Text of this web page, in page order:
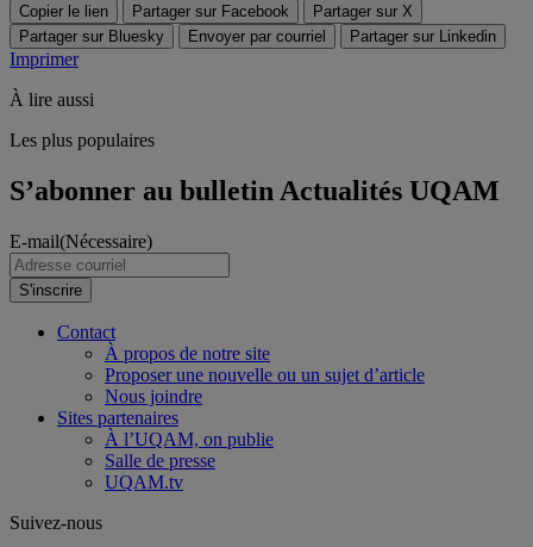
Copier le lien Partager sur Facebook
Partager sur X
Partager sur Bluesky
Envoyer par courriel Partager sur Linkedin
Imprimer
À lire aussi
Les plus populaires
S’abonner au bulletin Actualités UQAM
E-mail(Nécessaire)
S'inscrire
Contact
À propos de notre site
Proposer une nouvelle ou un sujet d’article
Nous joindre
Sites partenaires
À l’UQAM, on publie
Salle de presse
UQAM.tv
Suivez-nous